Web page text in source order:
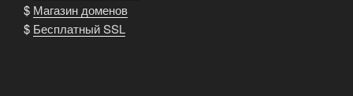
$ Магазин доменов
$ Бесплатный SSL